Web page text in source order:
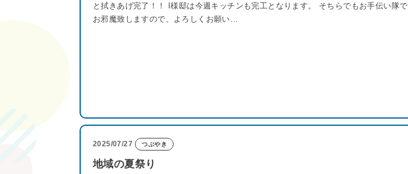
と拭きあげ完了！！ I様邸は今週キッチンも完工となります。 そちらでもお手伝い隊で
お邪魔致しますので、よろしくお願い…
2025/07/27 つぶやき
地域の夏祭り